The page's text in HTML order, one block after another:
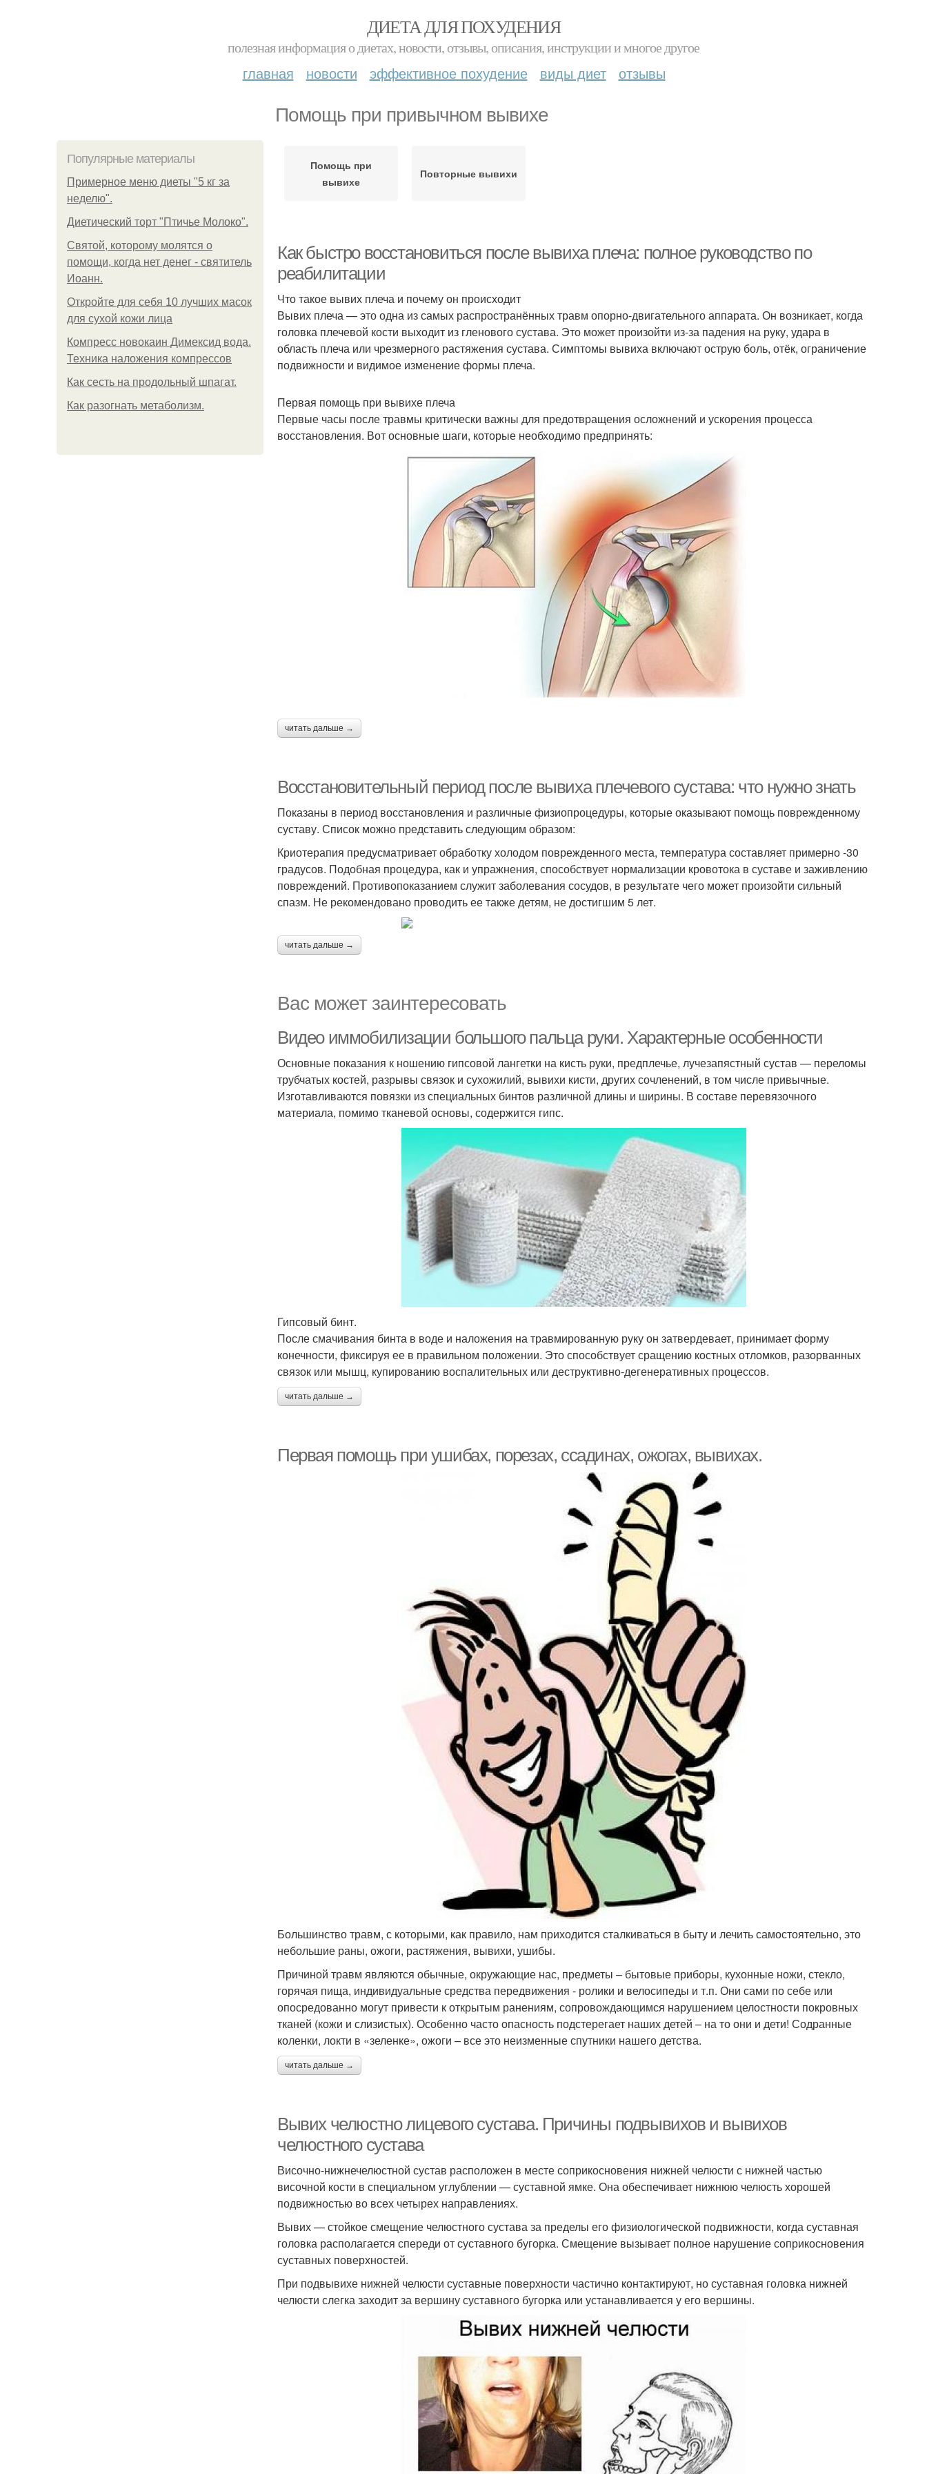
ДИЕТА ДЛЯ ПОХУДЕНИЯ
полезная информация о диетах, новости, отзывы, описания, инструкции и многое другое
главная новости эффективное похудение виды диет отзывы
Помощь при привычном вывихе
Популярные материалы
Примерное меню диеты "5 кг за
неделю".
Диетический торт "Птичье Молоко".
Святой, которому молятся о
помощи, когда нет денег - святитель
Иоанн.
Откройте для себя 10 лучших масок
для сухой кожи лица
Компресс новокаин Димексид вода.
Техника наложения компрессов
Как сесть на продольный шпагат.
Как разогнать метаболизм.
Помощь при
вывихе
Повторные вывихи
Как быстро восстановиться после вывиха плеча: полное руководство по
реабилитации
Что такое вывих плеча и почему он происходит
Вывих плеча — это одна из самых распространённых травм опорно-двигательного аппарата. Он возникает, когда
головка плечевой кости выходит из гленового сустава. Это может произойти из-за падения на руку, удара в
область плеча или чрезмерного растяжения сустава. Симптомы вывиха включают острую боль, отёк, ограничение
подвижности и видимое изменение формы плеча.
Первая помощь при вывихе плеча
Первые часы после травмы критически важны для предотвращения осложнений и ускорения процесса
восстановления. Вот основные шаги, которые необходимо предпринять:
читать дальше →
Восстановительный период после вывиха плечевого сустава: что нужно знать
Показаны в период восстановления и различные физиопроцедуры, которые оказывают помощь поврежденному
суставу. Список можно представить следующим образом:
Криотерапия предусматривает обработку холодом поврежденного места, температура составляет примерно -30
градусов. Подобная процедура, как и упражнения, способствует нормализации кровотока в суставе и заживлению
повреждений. Противопоказанием служит заболевания сосудов, в результате чего может произойти сильный
спазм. Не рекомендовано проводить ее также детям, не достигшим 5 лет.
читать дальше →
Вас может заинтересовать
Видео иммобилизации большого пальца руки. Характерные особенности
Основные показания к ношению гипсовой лангетки на кисть руки, предплечье, лучезапястный сустав — переломы
трубчатых костей, разрывы связок и сухожилий, вывихи кисти, других сочленений, в том числе привычные.
Изготавливаются повязки из специальных бинтов различной длины и ширины. В составе перевязочного
материала, помимо тканевой основы, содержится гипс.
Гипсовый бинт.
После смачивания бинта в воде и наложения на травмированную руку он затвердевает, принимает форму
конечности, фиксируя ее в правильном положении. Это способствует сращению костных отломков, разорванных
связок или мышц, купированию воспалительных или деструктивно-дегенеративных процессов.
читать дальше →
Первая помощь при ушибах, порезах, ссадинах, ожогах, вывихах.
Большинство травм, с которыми, как правило, нам приходится сталкиваться в быту и лечить самостоятельно, это
небольшие раны, ожоги, растяжения, вывихи, ушибы.
Причиной травм являются обычные, окружающие нас, предметы – бытовые приборы, кухонные ножи, стекло,
горячая пища, индивидуальные средства передвижения - ролики и велосипеды и т.п. Они сами по себе или
опосредованно могут привести к открытым ранениям, сопровождающимся нарушением целостности покровных
тканей (кожи и слизистых). Особенно часто опасность подстерегает наших детей – на то они и дети! Содранные
коленки, локти в «зеленке», ожоги – все это неизменные спутники нашего детства.
читать дальше →
Вывих челюстно лицевого сустава. Причины подвывихов и вывихов
челюстного сустава
Височно-нижнечелюстной сустав расположен в месте соприкосновения нижней челюсти с нижней частью
височной кости в специальном углублении — суставной ямке. Она обеспечивает нижнюю челюсть хорошей
подвижностью во всех четырех направлениях.
Вывих — стойкое смещение челюстного сустава за пределы его физиологической подвижности, когда суставная
головка располагается спереди от суставного бугорка. Смещение вызывает полное нарушение соприкосновения
суставных поверхностей.
При подвывихе нижней челюсти суставные поверхности частично контактируют, но суставная головка нижней
челюсти слегка заходит за вершину суставного бугорка или устанавливается у его вершины.